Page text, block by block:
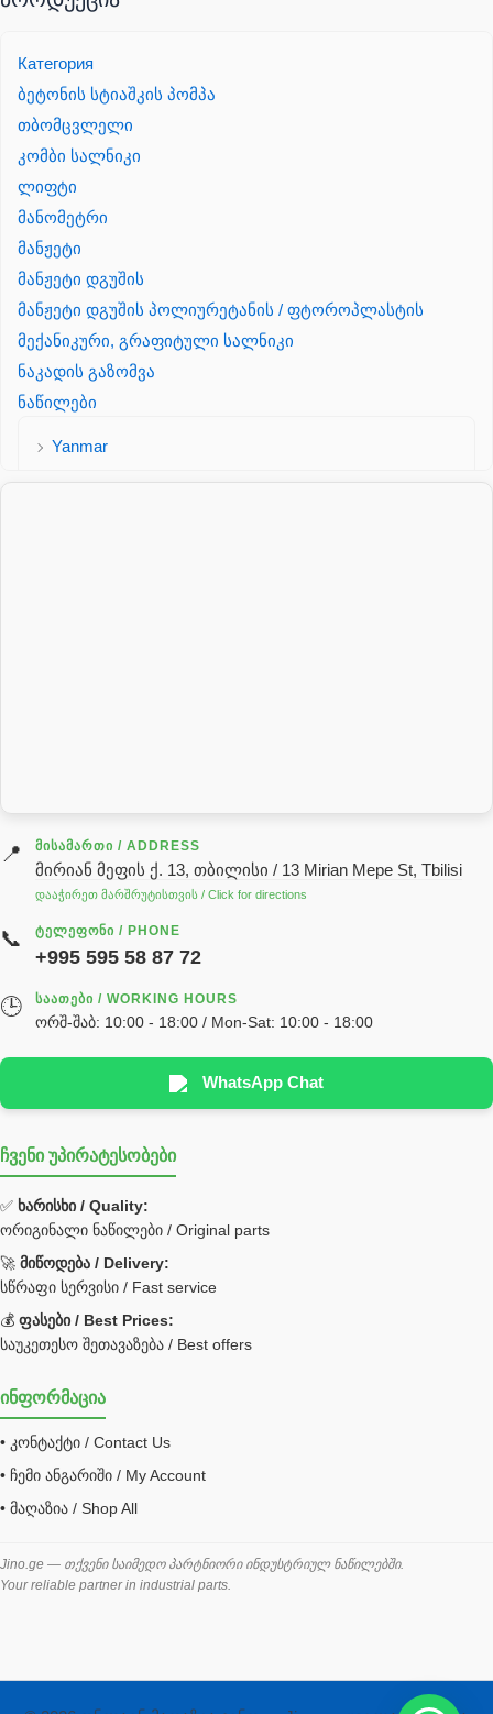
Категория
ბეტონის სტიაშკის პომპა
თბომცვლელი
კომბი სალნიკი
ლიფტი
მანომეტრი
მანჟეტი
მანჟეტი დგუშის
მანჟეტი დგუშის პოლიურეტანის / ფტოროპლასტის
მექანიკური, გრაფიტული სალნიკი
ნაკადის გაზომვა
ნაწილები
Yanmar
გადაცემათა კოლოფის ზეთი( კარობკის ზეთი)
ძრავის ზეთი
ჰიდრავლიკის ზეთი
реек
სხადასხვა
Hyva
უჟანგავი ფოლადი
Bobcat ფილტრი
Caterpillar ფილტრი
JCB ფილტრი
ქვაბი გათბობა მილები
შემაერთებელი / გადამყვანი UNF ORFS
შემაერთებელი BSPP /გადამყვანი
შესაფუთი მანქანა ვაკუმით
შლანგი
საწვავის შლანგი
📍 ᲛᲘᲡᲐᲛᲐᲠᲗᲘ / ADDRESS
მირიან მეფის ქ. 13, თბილისი / 13 Mirian Mepe St, Tbilisi
დააჭირეთ მარშრუტისთვის / Click for directions
📞 ᲢᲔᲚᲔᲤᲝᲜᲘ / PHONE
+995 595 58 87 72
🕒 ᲡᲐᲐᲗᲔᲑᲘ / WORKING HOURS
ორშ-შაბ: 10:00 - 18:00 / Mon-Sat: 10:00 - 18:00
WhatsApp Chat
ჩვენი უპირატესობები
✅ ხარისხი / Quality:
ორიგინალი ნაწილები / Original parts
🚀 მიწოდება / Delivery:
სწრაფი სერვისი / Fast service
💰 ფასები / Best Prices:
საუკეთესო შეთავაზება / Best offers
ინფორმაცია
• კონტაქტი / Contact Us
• ჩემი ანგარიში / My Account
• მაღაზია / Shop All
Jino.ge — თქვენი საიმედო პარტნიორი ინდუსტრიულ ნაწილებში.
Your reliable partner in industrial parts.